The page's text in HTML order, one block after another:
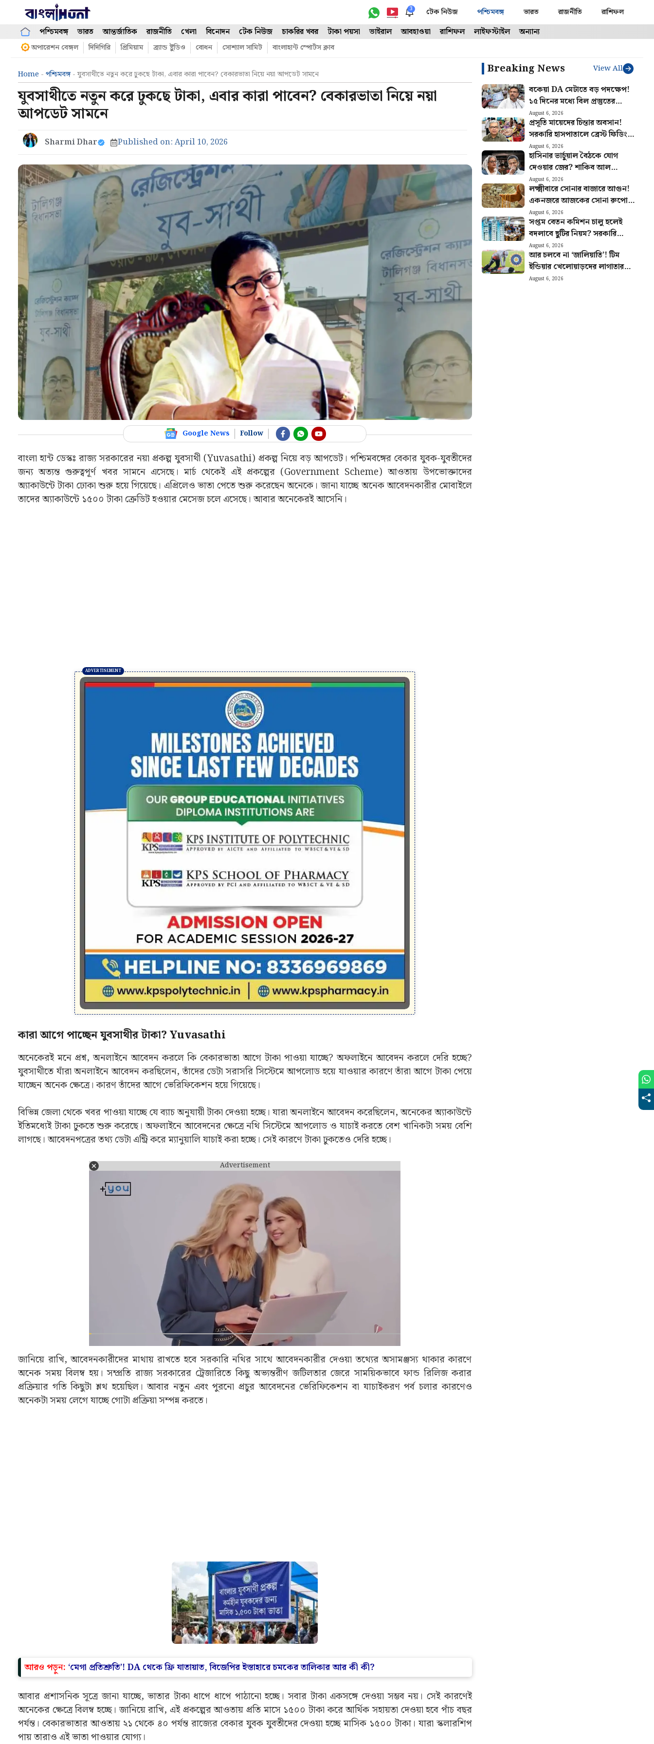
content
3 টেক নিউজ পশ্চিমবঙ্গ ভারত রাজনীতি রাশিফল
পশ্চিমবঙ্গ ভারত আন্তর্জাতিক রাজনীতি খেলা বিনোদন টেক নিউজ চাকরির খবর টাকা পয়সা ভাইরাল আবহাওয়া রাশিফল লাইফস্টাইল অন্যান্য
অপারেশন বেঙ্গল দিদিগিরি প্রিমিয়াম ব্র্যান্ড ষ্টুডিও বোধন সোশ্যাল সামিট বাংলাহান্ট স্পোর্টস ক্লাব
Home - পশ্চিমবঙ্গ-যুবসাথীতে নতুন করে ঢুকছে টাকা, এবার কারা পাবেন? বেকারভাতা নিয়ে নয়া আপডেট সামনে
যুবসাথীতে নতুন করে ঢুকছে টাকা, এবার কারা পাবেন? বেকারভাতা নিয়ে নয়া
আপডেট সামনে
Sharmi Dhar Published on: April 10, 2026
Google News Follow
বাংলা হান্ট ডেস্কঃ রাজ্য সরকারের নয়া প্রকল্প যুবসাথী (Yuvasathi) প্রকল্প নিয়ে বড় আপডেট। পশ্চিমবঙ্গের বেকার যুবক-যুবতীদের
জন্য অত্যন্ত গুরুত্বপূর্ণ খবর সামনে এসেছে। মার্চ থেকেই এই প্রকল্পের (Government Scheme) আওতায় উপভোক্তাদের
অ্যাকাউন্টে টাকা ঢোকা শুরু হয়ে গিয়েছে। এপ্রিলেও ভাতা পেতে শুরু করেছেন অনেকে। জানা যাচ্ছে অনেক আবেদনকারীর মোবাইলে
তাদের অ্যাকাউন্টে ১৫০০ টাকা ক্রেডিট হওয়ার মেসেজ চলে এসেছে। আবার অনেকেরই আসেনি।
কারা আগে পাচ্ছেন যুবসাথীর টাকা? Yuvasathi
অনেকেরই মনে প্রশ্ন, অনলাইনে আবেদন করলে কি বেকারভাতা আগে টাকা পাওয়া যাচ্ছে? অফলাইনে আবেদন করলে দেরি হচ্ছে?
যুবসাথীতে যাঁরা অনলাইনে আবেদন করছিলেন, তাঁদের ডেটা সরাসরি সিস্টেমে আপলোড হয়ে যাওয়ার কারণে তাঁরা আগে টাকা পেয়ে
যাচ্ছেন অনেক ক্ষেত্রে। কারণ তাঁদের আগে ভেরিফিকেশন হয়ে গিয়েছে।
বিভিন্ন জেলা থেকে খবর পাওয়া যাচ্ছে যে ব্যাচ অনুযায়ী টাকা দেওয়া হচ্ছে। যারা অনলাইনে আবেদন করেছিলেন, অনেকের অ্যাকাউন্টে
ইতিমধ্যেই টাকা ঢুকতে শুরু করেছে। অফলাইনে আবেদনের ক্ষেত্রে নথি সিস্টেমে আপলোড ও যাচাই করতে বেশ খানিকটা সময় বেশি
লাগছে। আবেদনপত্রের তথ্য ডেটা এন্ট্রি করে ম্যানুয়ালি যাচাই করা হচ্ছে। সেই কারণে টাকা ঢুকতেও দেরি হচ্ছে।
Advertisement
Breaking News View All
বকেয়া DA মেটাতে বড় পদক্ষেপ!
১৫ দিনের মধ্যে বিল প্রস্তুতের
নির্দেশ অর্থ দপ্তরের
August 6, 2026
প্রসূতি মায়েদের চিন্তার অবসান!
সরকারি হাসপাতালে ব্রেস্ট ফিডিং
কর্নার তৈরির ঘোষণা স্বাস্থ্যমন্ত্রীর
August 6, 2026
হাসিনার ভার্চুয়াল বৈঠকে যোগ
দেওয়ার জের? শাকিব আল
হাসানের বাড়িতে হামলা, ধরানো হল
আগুন
August 6, 2026
লক্ষ্মীবারে সোনার বাজারে আগুন!
একনজরে আজকের সোনা রুপোর
দাম
August 6, 2026
সপ্তম বেতন কমিশন চালু হলেই
বদলাবে ছুটির নিয়ম? সরকারি
কর্মীদের জন্য বিরাট আপডেট
August 6, 2026
আর চলবে না ‘জালিয়াতি’! টিম
ইন্ডিয়ার খেলোয়াড়দের লাগাতার
চোটে উদ্বিগ্ন হয়ে কড়া পদক্ষেপ
August 6, 2026